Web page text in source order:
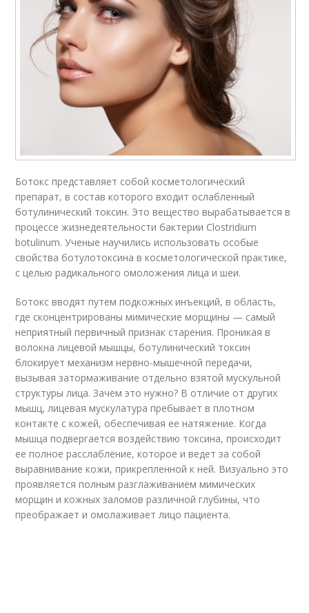
Ботокс представляет собой кос­ме­то­ло­гический
препарат, в состав которого входит ослабленный
ботулинический токсин. Это ве­щес­тво вырабатывается в
про­цес­се жизнедеятельности бактерии Clostridium
botulinum. Ученые научились использовать особые
свойства ботулотоксина в кос­ме­тологической практике,
с целью радикального омоложения лица и шеи.
Ботокс вводят путем подкожных инъекций, в область,
где сконцентрированы мимические морщины — самый
неприятный первичный признак старения. Проникая в
волокна лицевой мышцы, ботулинический токсин
блокирует механизм нервно-мышечной передачи,
вызывая затормаживание отдельно взятой мускульной
структуры лица. Зачем это нужно? В отличие от других
мышц, лицевая мускулатура пребывает в плотном
контакте с кожей, обеспечивая ее натяжение. Когда
мышца подвергается воздействию токсина, происходит
ее полное расслабление, которое и ведет за собой
выравнивание кожи, прикрепленной к ней. Визуально это
проявляется полным разглаживанием мимических
морщин и кожных заломов различной глубины, что
преображает и омолаживает лицо пациента.